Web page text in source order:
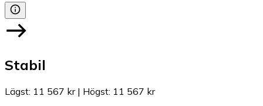
Stabil
Lägst: 11 567 kr| Högst: 11 567 kr